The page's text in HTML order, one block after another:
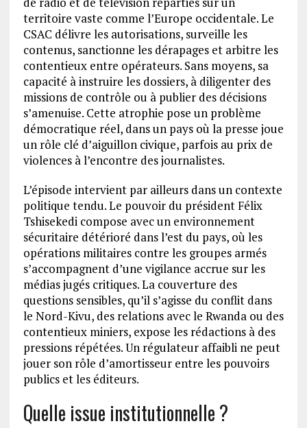
territoire vaste comme l’Europe occidentale. Le
CSAC délivre les autorisations, surveille les
contenus, sanctionne les dérapages et arbitre les
contentieux entre opérateurs. Sans moyens, sa
capacité à instruire les dossiers, à diligenter des
missions de contrôle ou à publier des décisions
s’amenuise. Cette atrophie pose un problème
démocratique réel, dans un pays où la presse joue
un rôle clé d’aiguillon civique, parfois au prix de
violences à l’encontre des journalistes.
L’épisode intervient par ailleurs dans un contexte
politique tendu. Le pouvoir du président Félix
Tshisekedi compose avec un environnement
sécuritaire détérioré dans l’est du pays, où les
opérations militaires contre les groupes armés
s’accompagnent d’une vigilance accrue sur les
médias jugés critiques. La couverture des
questions sensibles, qu’il s’agisse du conflit dans
le Nord-Kivu, des relations avec le Rwanda ou des
contentieux miniers, expose les rédactions à des
pressions répétées. Un régulateur affaibli ne peut
jouer son rôle d’amortisseur entre les pouvoirs
publics et les éditeurs.
Quelle issue institutionnelle ?